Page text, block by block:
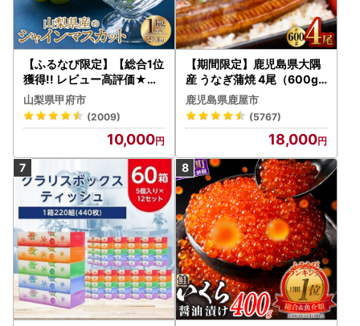
【ふるなび限定】【総合1位
獲得!! レビュー高評価★】
〈2026年度配送分〉山梨
県産 シャインマスカット 2
～3房（1.0kg以上）シャイ
ン フルーツ FN-Limited-S
P
山梨県甲府市
(2009)
10,000
【期間限定】鹿児島県大隅
産 うなぎ蒲焼 4尾（600g
） KN007-004-04-cp18
うなぎ 鰻 魚 惣菜 総菜
鹿児島県鹿屋市
(5767)
18,000